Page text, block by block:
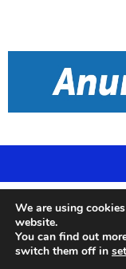
© 2023 Rádio
We are using
website.
You can find out
switch them off in